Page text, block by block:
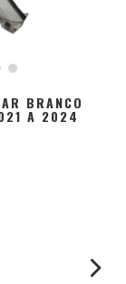
BRANCO
A 2024